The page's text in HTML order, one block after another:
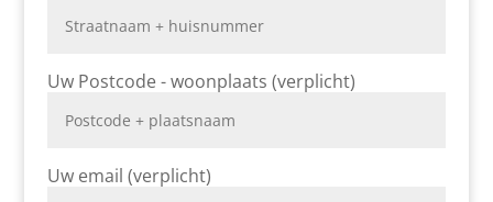
Uw Postcode - woonplaats (verplicht)
Uw email (verplicht)